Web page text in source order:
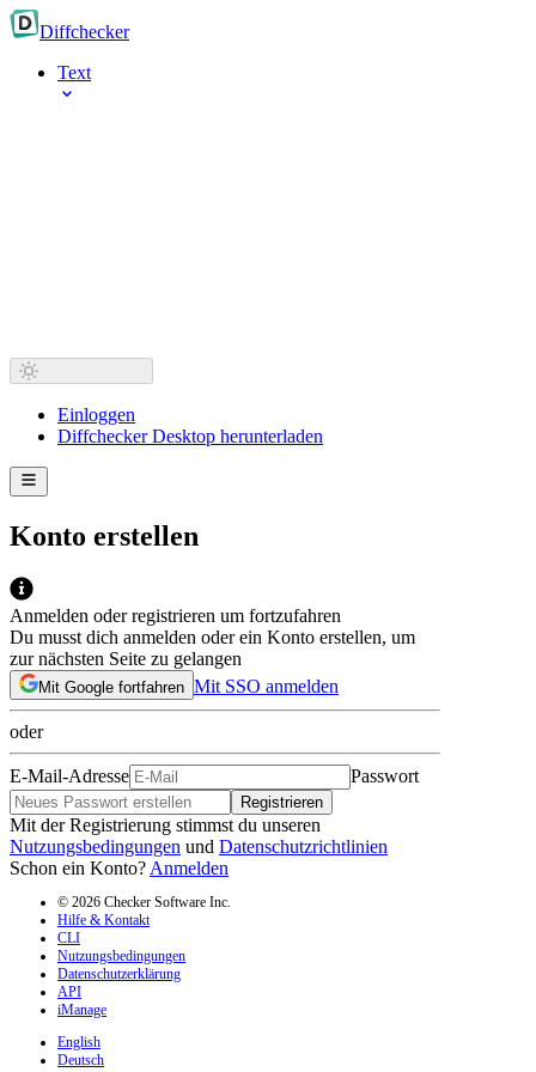
Diffchecker
Text
Einloggen
Diffchecker Desktop herunterladen
Konto erstellen
Anmelden oder registrieren um fortzufahren
Du musst dich anmelden oder ein Konto erstellen, um
zur nächsten Seite zu gelangen
Mit Google fortfahren Mit SSO anmelden
oder
E-Mail-Adresse Passwort
Registrieren
Mit der Registrierung stimmst du unseren
Nutzungsbedingungen und Datenschutzrichtlinien
Schon ein Konto? Anmelden
© 2026 Checker Software Inc.
Hilfe & Kontakt
CLI
Nutzungsbedingungen
Datenschutzerklärung
API
iManage
English
Deutsch